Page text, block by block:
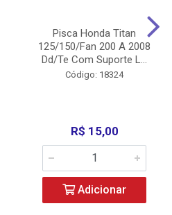
Pisca Honda Titan
125/150/Fan 200 A 2008
Dd/Te Com Suporte L...
Código: 18324
R$ 15,00
Adicionar